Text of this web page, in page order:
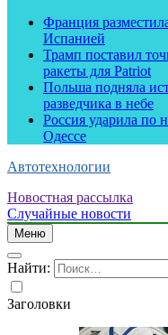
Франция
Испанией
Трамп поставил
ракеты для Patriot
Польша подняла
разведчика в небе
Россия ударила по
Одессе
Автотехнологии
Новостная рассылка
Случайные новости
Меню
Найти:
Заголовки